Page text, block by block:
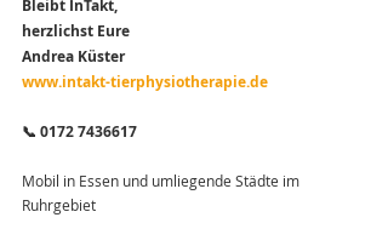
Bleibt InTakt,
herzlichst Eure
Andrea Küster
www.intakt-tierphysiotherapie.de
📞 0172 7436617
Mobil in Essen und umliegende Städte im
Ruhrgebiet